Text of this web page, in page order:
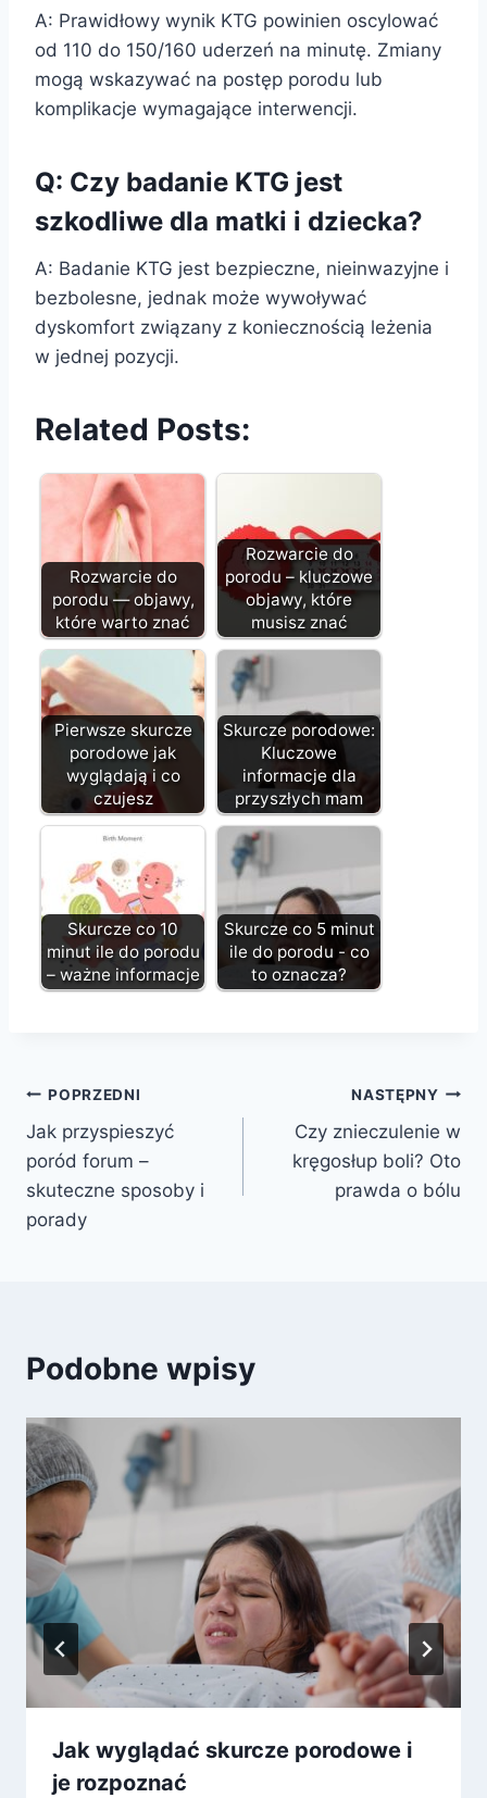
A: Prawidłowy wynik KTG powinien oscylować
od 110 do 150/160 uderzeń na minutę. Zmiany
mogą wskazywać na postęp porodu lub
komplikacje wymagające interwencji.
Q: Czy badanie KTG jest
szkodliwe dla matki i dziecka?
A: Badanie KTG jest bezpieczne, nieinwazyjne i
bezbolesne, jednak może wywoływać
dyskomfort związany z koniecznością leżenia
w jednej pozycji.
Related Posts:
Rozwarcie do
porodu — objawy,
które warto znać
Rozwarcie do
porodu – kluczowe
objawy, które
musisz znać
Pierwsze skurcze
porodowe jak
wyglądają i co
czujesz
Skurcze porodowe:
Kluczowe
informacje dla
przyszłych mam
Skurcze co 10
minut ile do porodu
– ważne informacje
Skurcze co 5 minut
ile do porodu - co
to oznacza?
Nawigacja
wpisu
POPRZEDNI
Jak przyspieszyć
poród forum –
skuteczne sposoby i
porady
NASTĘPNY
Czy znieczulenie w
kręgosłup boli? Oto
prawda o bólu
Podobne wpisy
Jak wyglądać skurcze porodowe i
je rozpoznać